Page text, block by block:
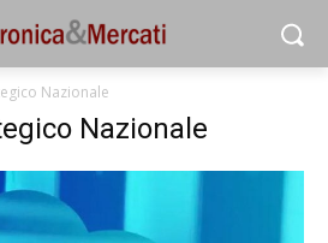
Nazionale
Nazionale